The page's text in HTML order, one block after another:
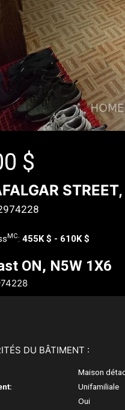
$
MC: 455K $ - 610K $
ON, N5W 1X6
DU BÂTIMENT :
Maison
Unifamiliale
Oui